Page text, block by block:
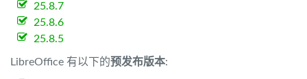
25.8.7
25.8.6
25.8.5
LibreOffice 有以下的预发布版本: